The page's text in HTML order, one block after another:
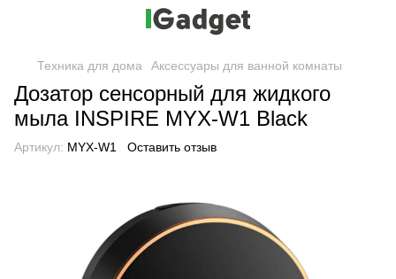
Техника для дома Аксессуары для ванной комнаты
Дозатор сенсорный для жидкого
мыла INSPIRE MYX-W1 Black
Артикул: MYX-W1 Оставить отзыв